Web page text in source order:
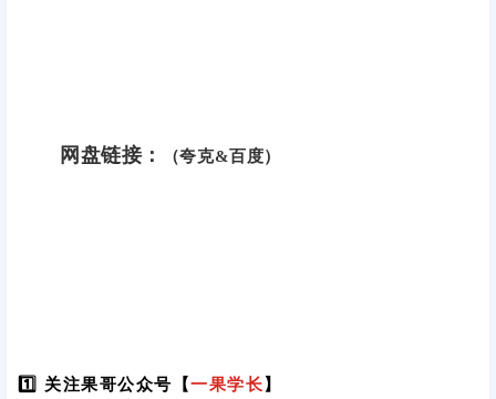
网盘链接： （夸克&百度）
1️⃣ 关注果哥公众号【一果学长】